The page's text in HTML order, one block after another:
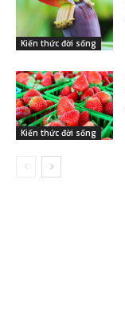
Kiến thức đời sống
Kiến thức đời sống